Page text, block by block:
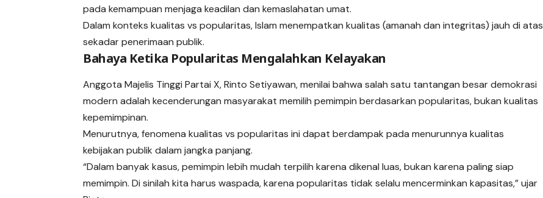
pada kemampuan menjaga keadilan dan kemaslahatan umat.
Dalam konteks kualitas vs popularitas, Islam menempatkan kualitas (amanah dan integritas) jauh di atas
sekadar penerimaan publik.
Bahaya Ketika Popularitas Mengalahkan Kelayakan
Anggota Majelis Tinggi Partai X, Rinto Setiyawan, menilai bahwa salah satu tantangan besar demokrasi
modern adalah kecenderungan masyarakat memilih pemimpin berdasarkan popularitas, bukan kualitas
kepemimpinan.
Menurutnya, fenomena kualitas vs popularitas ini dapat berdampak pada menurunnya kualitas
kebijakan publik dalam jangka panjang.
“Dalam banyak kasus, pemimpin lebih mudah terpilih karena dikenal luas, bukan karena paling siap
memimpin. Di sinilah kita harus waspada, karena popularitas tidak selalu mencerminkan kapasitas,” ujar